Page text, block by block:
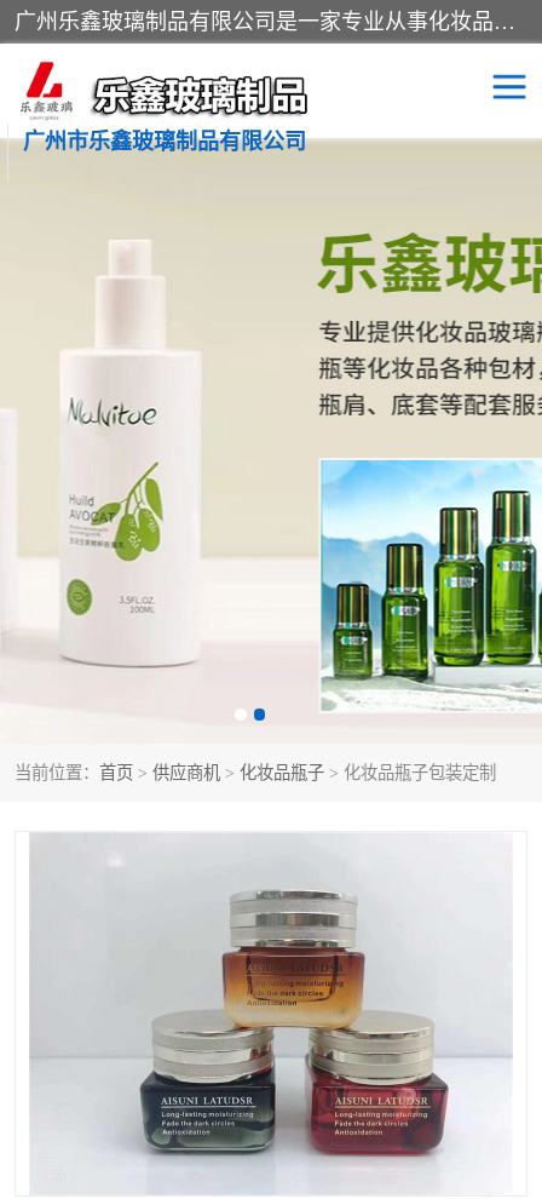
广州乐鑫玻璃制品有限公司是一家专业从事化妆品瓶子、化妆品玻璃瓶子、膏霜瓶、化妆品玻璃瓶等产品的集开发研制、生产、销售于一体的实业型玻璃制品生产企业。产品从设计、开模、试样、生产、蒙砂、抛光、喷涂、高低温单色及多色印刷，烫金（银）到交货实现一条龙服务。
广州市乐鑫玻璃制品有限公司
当前位置： 首页 > 供应商机 > 化妆品瓶子 > 化妆品瓶子包装定制
化妆品包装瓶 香水包装瓶
化妆品玻璃瓶
玻璃瓶
拉管瓶